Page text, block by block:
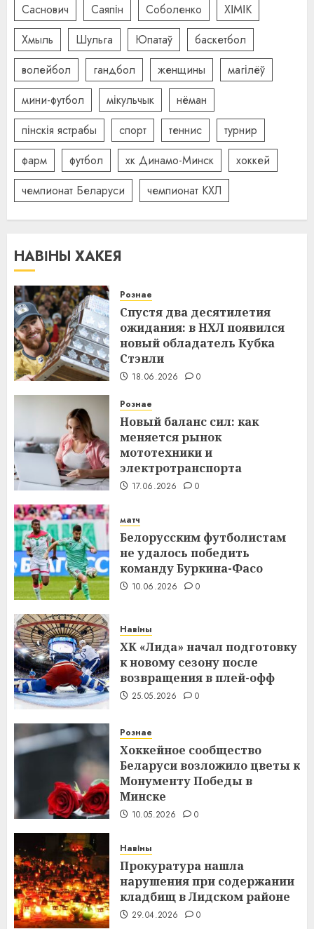
Саснович
Саяпін Соболенко
ХІМІК
Хмыль
Шульга Юпатаў
баскетбол
волейбол
гандбол женщины
магілёў
мини-футбол
мікульчык
нёман
пінскія ястрабы
спорт теннис
турнир
фарм
футбол хк Динамо-Минск
хоккей
чемпионат Беларуси
чемпионат КХЛ
НАВІНЫ ХАКЕЯ
Рознае
Спустя два десятилетия
ожидания: в НХЛ появился
новый обладатель Кубка
Стэнли
18.06.2026 0
Рознае
Новый баланс сил: как
меняется рынок
мототехники и
электротранспорта
17.06.2026 0
матч
Белорусским футболистам
не удалось победить
команду Буркина-Фасо
10.06.2026 0
Навіны
ХК «Лида» начал подготовку
к новому сезону после
возвращения в плей-офф
25.05.2026 0
Рознае
Хоккейное сообщество
Беларуси возложило цветы к
Монументу Победы в
Минске
10.05.2026 0
Навіны
Прокуратура нашла
нарушения при содержании
кладбищ в Лидском районе
29.04.2026 0